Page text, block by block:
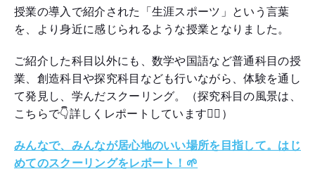
授業の導入で紹介された「生涯スポーツ」という言葉
を、より身近に感じられるような授業となりました。
ご紹介した科目以外にも、数学や国語など普通科目の授
業、創造科目や探究科目なども行いながら、体験を通し
て発見し、学んだスクーリング。（探究科目の風景は、
こちらで👇詳しくレポートしています🏃‍♀️）
みんなで、みんなが居心地のいい場所を目指して。はじ
めてのスクーリングをレポート！🌱